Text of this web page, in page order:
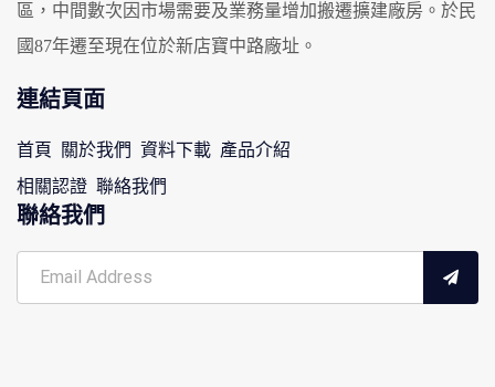
區，中間數次因市場需要及業務量增加搬遷擴建廠房。於民
國87年遷至現在位於新店寶中路廠址。
連結頁面
首頁 關於我們 資料下載 產品介紹
相關認證 聯絡我們
聯絡我們